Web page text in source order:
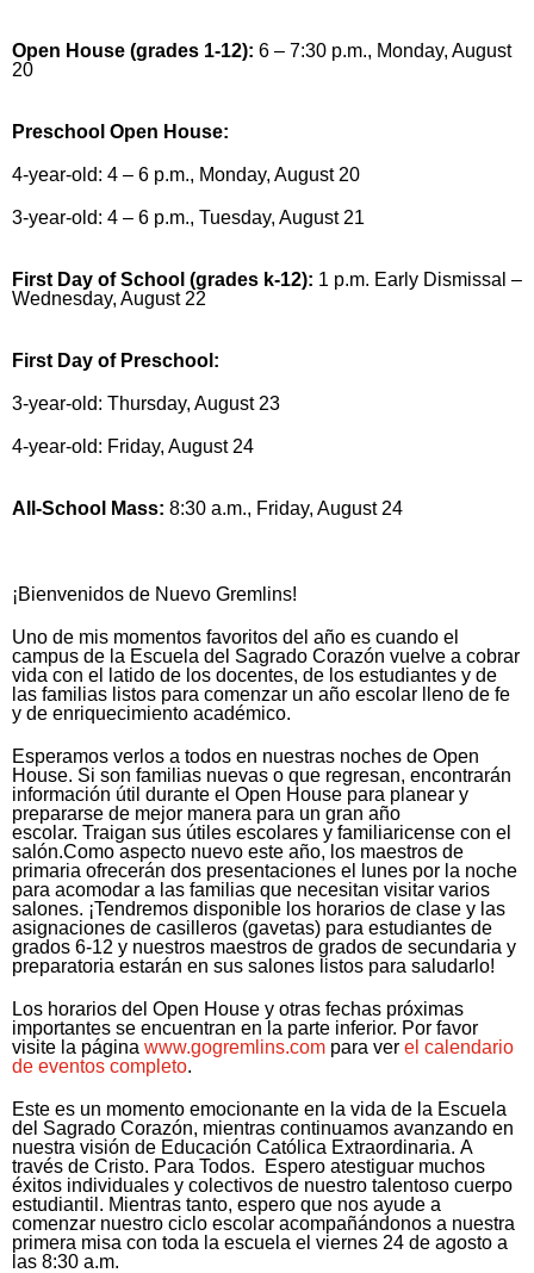
Open House (grades 1-12): 6 – 7:30 p.m., Monday, August
20
Preschool Open House:
4-year-old: 4 – 6 p.m., Monday, August 20
3-year-old: 4 – 6 p.m., Tuesday, August 21
First Day of School (grades k-12): 1 p.m. Early Dismissal –
Wednesday, August 22
First Day of Preschool:
3-year-old: Thursday, August 23
4-year-old: Friday, August 24
All-School Mass: 8:30 a.m., Friday, August 24
¡Bienvenidos de Nuevo Gremlins!
Uno de mis momentos favoritos del año es cuando el
campus de la Escuela del Sagrado Corazón vuelve a cobrar
vida con el latido de los docentes, de los estudiantes y de
las familias listos para comenzar un año escolar lleno de fe
y de enriquecimiento académico.
Esperamos verlos a todos en nuestras noches de Open
House. Si son familias nuevas o que regresan, encontrarán
información útil durante el Open House para planear y
prepararse de mejor manera para un gran año
escolar. Traigan sus útiles escolares y familiaricense con el
salón.Como aspecto nuevo este año, los maestros de
primaria ofrecerán dos presentaciones el lunes por la noche
para acomodar a las familias que necesitan visitar varios
salones. ¡Tendremos disponible los horarios de clase y las
asignaciones de casilleros (gavetas) para estudiantes de
grados 6-12 y nuestros maestros de grados de secundaria y
preparatoria estarán en sus salones listos para saludarlo!
Los horarios del Open House y otras fechas próximas
importantes se encuentran en la parte inferior. Por favor
visite la página www.gogremlins.com para ver el calendario
de eventos completo.
Este es un momento emocionante en la vida de la Escuela
del Sagrado Corazón, mientras continuamos avanzando en
nuestra visión de Educación Católica Extraordinaria. A
través de Cristo. Para Todos. Espero atestiguar muchos
éxitos individuales y colectivos de nuestro talentoso cuerpo
estudiantil. Mientras tanto, espero que nos ayude a
comenzar nuestro ciclo escolar acompañándonos a nuestra
primera misa con toda la escuela el viernes 24 de agosto a
las 8:30 a.m.